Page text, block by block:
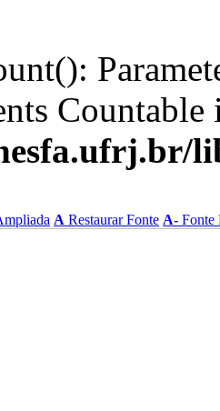
Countable
A Restaurar Fonte A- Fonte